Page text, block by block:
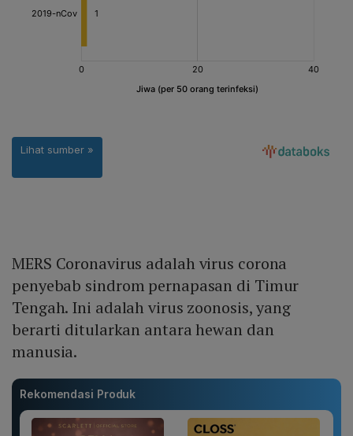
MERS Coronavirus adalah virus corona
penyebab sindrom pernapasan di Timur
Tengah. Ini adalah virus zoonosis, yang
berarti ditularkan antara hewan dan
manusia.
Rekomendasi Produk